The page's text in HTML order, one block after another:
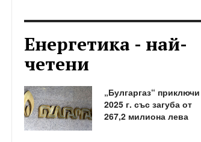
Енергетика - най-
четени
„Булгаргаз“ приключи
2025 г. със загуба от
267,2 милиона лева